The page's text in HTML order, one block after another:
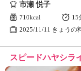
市瀬 悦子
710kcal
15
2025/11/11 きょうの
スピードハヤシラ